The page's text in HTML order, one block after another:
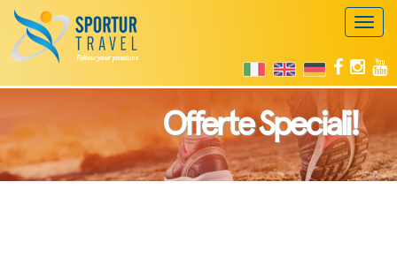
Offerte Speciali!